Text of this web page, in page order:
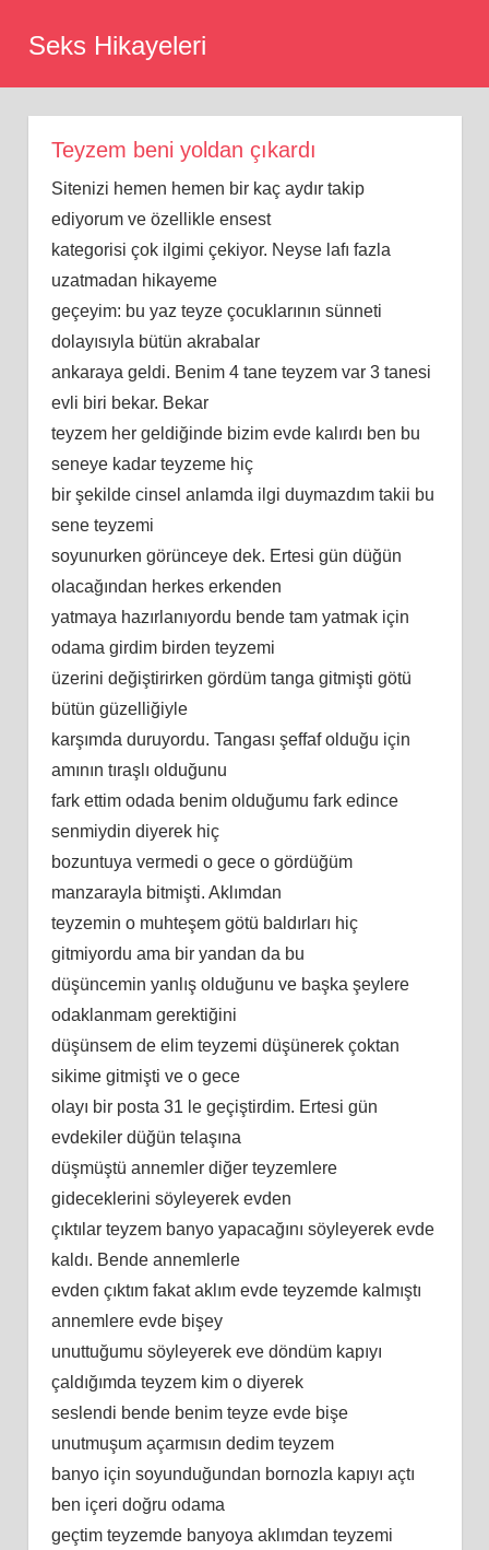
Seks Hikayeleri
Teyzem beni yoldan çıkardı
Sitenizi hemen hemen bir kaç aydır takip
ediyorum ve özellikle ensest
kategorisi çok ilgimi çekiyor. Neyse lafı fazla
uzatmadan hikayeme
geçeyim: bu yaz teyze çocuklarının sünneti
dolayısıyla bütün akrabalar
ankaraya geldi. Benim 4 tane teyzem var 3 tanesi
evli biri bekar. Bekar
teyzem her geldiğinde bizim evde kalırdı ben bu
seneye kadar teyzeme hiç
bir şekilde cinsel anlamda ilgi duymazdım takii bu
sene teyzemi
soyunurken görünceye dek. Ertesi gün düğün
olacağından herkes erkenden
yatmaya hazırlanıyordu bende tam yatmak için
odama girdim birden teyzemi
üzerini değiştirirken gördüm tanga gitmişti götü
bütün güzelliğiyle
karşımda duruyordu. Tangası şeffaf olduğu için
amının tıraşlı olduğunu
fark ettim odada benim olduğumu fark edince
senmiydin diyerek hiç
bozuntuya vermedi o gece o gördüğüm
manzarayla bitmişti. Aklımdan
teyzemin o muhteşem götü baldırları hiç
gitmiyordu ama bir yandan da bu
düşüncemin yanlış olduğunu ve başka şeylere
odaklanmam gerektiğini
düşünsem de elim teyzemi düşünerek çoktan
sikime gitmişti ve o gece
olayı bir posta 31 le geçiştirdim. Ertesi gün
evdekiler düğün telaşına
düşmüştü annemler diğer teyzemlere
gideceklerini söyleyerek evden
çıktılar teyzem banyo yapacağını söyleyerek evde
kaldı. Bende annemlerle
evden çıktım fakat aklım evde teyzemde kalmıştı
annemlere evde bişey
unuttuğumu söyleyerek eve döndüm kapıyı
çaldığımda teyzem kim o diyerek
seslendi bende benim teyze evde bişe
unutmuşum açarmısın dedim teyzem
banyo için soyunduğundan bornozla kapıyı açtı
ben içeri doğru odama
geçtim teyzemde banyoya aklımdan teyzemi